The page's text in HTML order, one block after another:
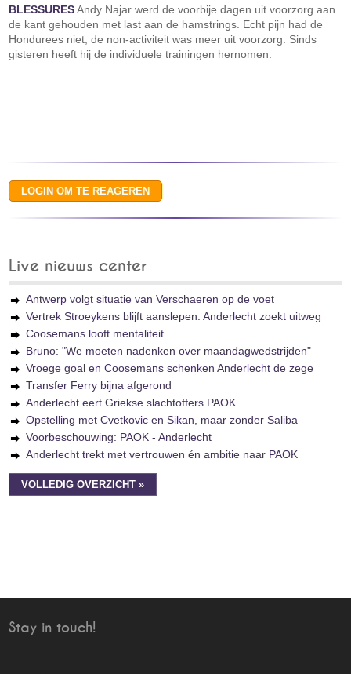
BLESSURESAndy Najar werd de voorbije dagen uit voorzorg aan
de kant gehouden met last aan de hamstrings. Echt pijn had de
Hondurees niet, de non-activiteit was meer uit voorzorg. Sinds
gisteren heeft hij de individuele trainingen hernomen.
Live nieuws center
Antwerp volgt situatie van Verschaeren op de voet
Vertrek Stroeykens blijft aanslepen: Anderlecht zoekt uitweg
Coosemans looft mentaliteit
Bruno: "We moeten nadenken over maandagwedstrijden"
Vroege goal en Coosemans schenken Anderlecht de zege
Transfer Ferry bijna afgerond
Anderlecht eert Griekse slachtoffers PAOK
Opstelling met Cvetkovic en Sikan, maar zonder Saliba
Voorbeschouwing: PAOK - Anderlecht
Anderlecht trekt met vertrouwen én ambitie naar PAOK
VOLLEDIG OVERZICHT »
Stay in touch!